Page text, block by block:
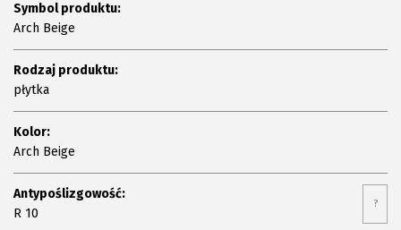
Symbol produktu:
Arch Beige
Rodzaj produktu:
płytka
Kolor:
Arch Beige
Antypoślizgowość:
R 10
?